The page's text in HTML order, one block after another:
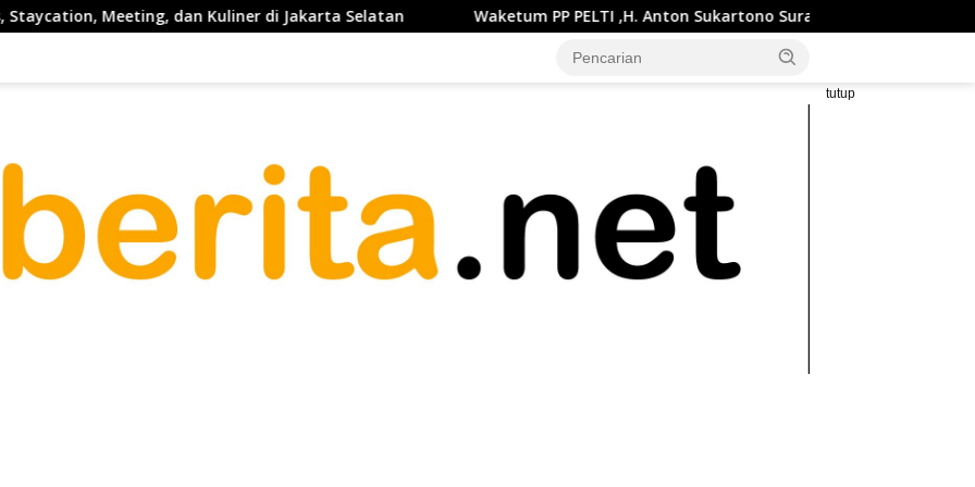
Kuliner di Jakarta Selatan Waketum PP PELTI ,H. Anton Sukartono Suratto, M.Si. Buka Liga Tenis Indonesia 2026
tutup